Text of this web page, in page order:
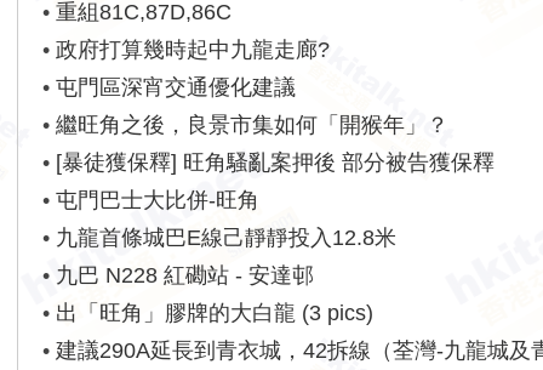
•重組81C,87D,86C
•政府打算幾時起中九龍走廊?
•屯門區深宵交通優化建議
•繼旺角之後，良景市集如何「開猴年」？
• [暴徒獲保釋] 旺角騷亂案押後 部分被告獲保釋
•屯門巴士大比併-旺角
• 九龍首條城巴E線己靜靜投入12.8米
• 九巴 N228 紅磡站 - 安達邨
• 出「旺角」膠牌的大白龍 (3 pics)
•建議290A延長到青衣城，42拆線（荃灣-九龍城及